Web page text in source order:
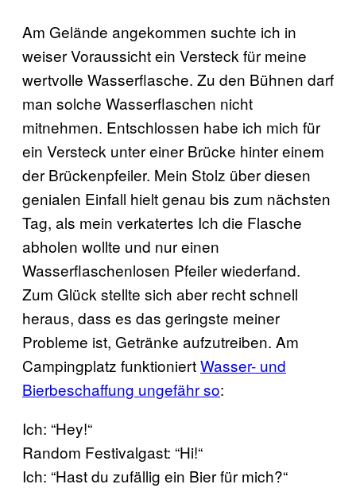
Am Gelände angekommen suchte ich in
weiser Voraussicht ein Versteck für meine
wertvolle Wasserflasche. Zu den Bühnen darf
man solche Wasserflaschen nicht
mitnehmen. Entschlossen habe ich mich für
ein Versteck unter einer Brücke hinter einem
der Brückenpfeiler. Mein Stolz über diesen
genialen Einfall hielt genau bis zum nächsten
Tag, als mein verkatertes Ich die Flasche
abholen wollte und nur einen
Wasserflaschenlosen Pfeiler wiederfand.
Zum Glück stellte sich aber recht schnell
heraus, dass es das geringste meiner
Probleme ist, Getränke aufzutreiben. Am
Campingplatz funktioniertWasser- und
Bierbeschaffung ungefähr so:
Ich: “Hey!“
Random Festivalgast: “Hi!“
Ich: “Hast du zufällig ein Bier für mich?“